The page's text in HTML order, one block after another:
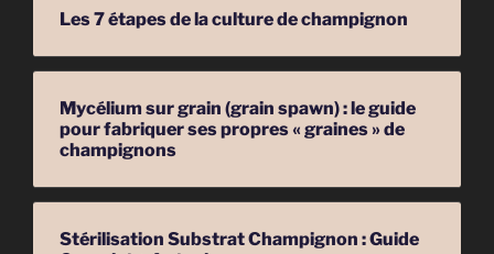
Les 7 étapes de la culture de champignon
Mycélium sur grain (grain spawn) : le guide
pour fabriquer ses propres « graines » de
champignons
Stérilisation Substrat Champignon : Guide